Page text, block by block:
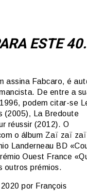
ESTE
assina Fabcaro, é
De entre a
podem citar-se
(2005), La Bredoute
réussir (2012). O
o álbum Zaï zaï zaï
Landerneau BD
Ouest France
outros prémios.
por François